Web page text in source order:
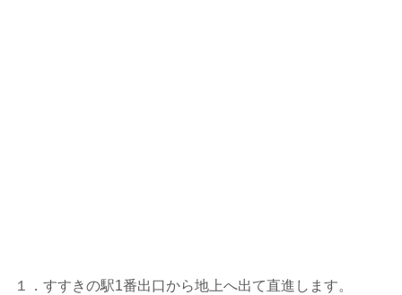
１．すすきの駅1番出口から地上へ出て直進します。